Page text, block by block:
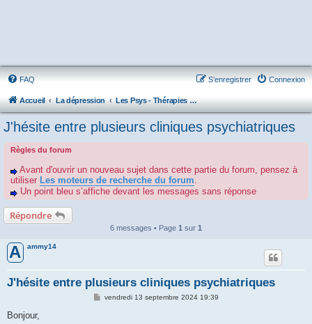
FAQ Connexion
S’enregistrer
Accueil La dépression Les Psys - Thérapies - Cliniques - Hôpitaux - Associations
J'hésite entre plusieurs cliniques psychiatriques
Règles du forum
Avant d'ouvrir un nouveau sujet dans cette partie du forum, pensez à
utiliser Les moteurs de recherche du forum.
Un point bleu s’affiche devant les messages sans réponse
Répondre
6 messages • Page 1 sur 1
A ammy14
J'hésite entre plusieurs cliniques psychiatriques
Mvendredi 13 septembre 2024 19:39
Bonjour,